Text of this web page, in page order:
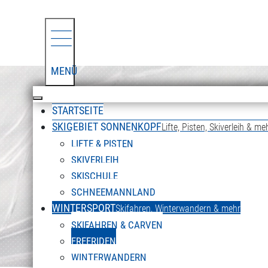
MENÜ
STARTSEITE
SKIGEBIET SONNENKOPFLifte, Pisten, Skiverleih &
LIFTE & PISTEN
SKIVERLEIH
SKISCHULE
SCHNEEMANNLAND
WINTERSPORTSkifahren, Winterwandern & mehr
SKIFAHREN & CARVEN
FREERIDEN
WINTERWANDERN